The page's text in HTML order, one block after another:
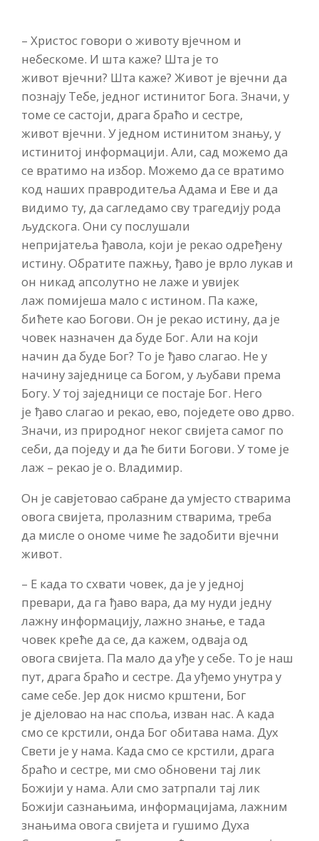
– Христос говори о животу вјечном и
небескоме. И шта каже? Шта је то
живот вјечни? Шта каже? Живот је вjечни да
познају Тебе, једног истинитог Бога. Значи, у
томе се састоји, драга браћо и сестре,
живот вјечни. У једном истинитом знању, у
истинитој информацији. Али, сад можемо да
се вратимо на избор. Можемо да се вратимо
код наших правродитеља Адама и Еве и да
видимо ту, да сагледамо сву трагедију рода
људскога. Они су послушали
непријатеља ђавола, који је рекао одређену
истину. Обратите пажњу, ђаво је врло лукав и
он никад апсолутно не лаже и увијек
лаж помијеша мало с истином. Па каже,
бићете као Богови. Он је рекао истину, да је
човек назначен да буде Бог. Али на који
начин да буде Бог? То је ђаво слагао. Не у
начину заједнице са Богом, уљубави према
Богу. У тој заједници се постаје Бог. Него
је ђаво слагао и рекао, ево, поједете ово дрво.
Значи, из природног некогсвијета самог по
себи, да поједу и да ће бити Богови. У томе је
лаж – рекао је о. Владимир.
Он је савјетовао сабране да умјесто стварима
овога свијета, пролазним стварима, треба
да мисле о ономе чиме ће задобити вјечни
живот.
– Е када то схвати човек, да је у једној
превари, да га ђаво вара, да му нуди једну
лажну информацију, лажно знање, е тада
човек креће да се, да кажем, одваја од
овога свијета. Па мало да уђе у себе. То је наш
пут, драга браћо и сестре. Да уђемо унутра у
саме себе. Јер док нисмо крштени, Бог
је дјеловао на насспоља, изван нас. А када
смо се крстили, онда Бог обитава нама. Дух
Свети је у нама. Када смо се крстили, драга
браћо и сестре, ми смо обновени тај лик
Божији у нама. Али смо затрпали тај лик
Божији сазнањима, информацијама, лажним
знањима овога свијета и гушимо Духа